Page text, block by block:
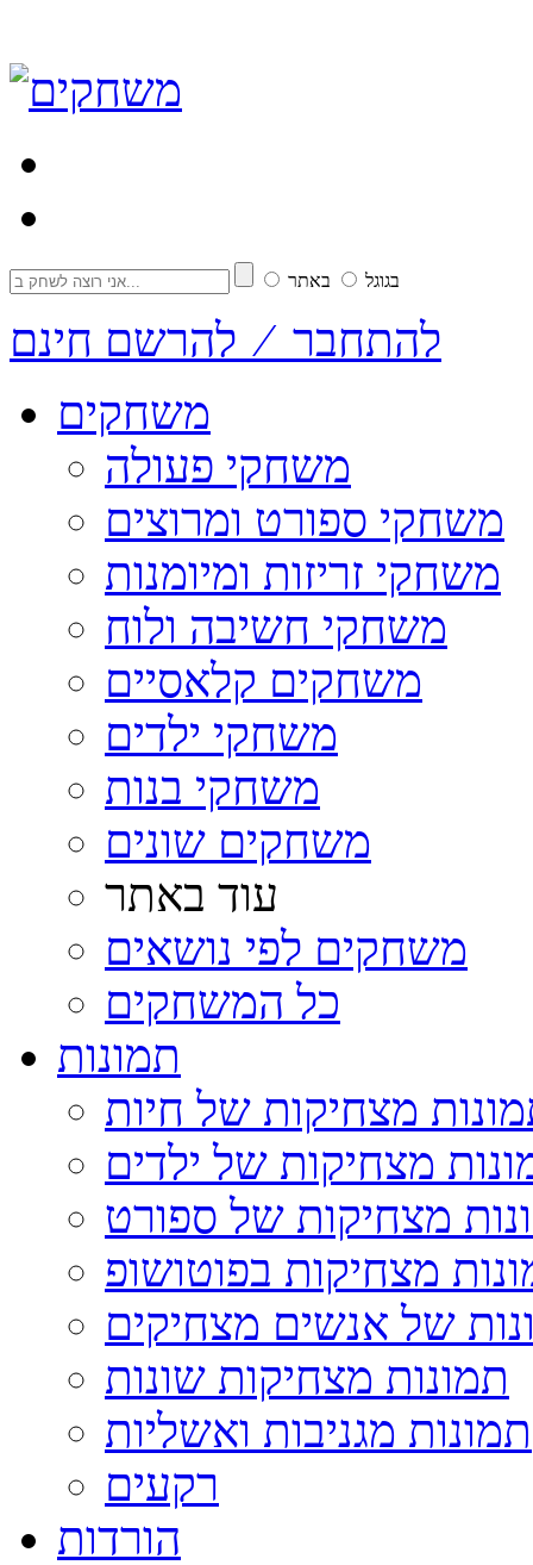
בגוגל באתר
להתחבר ⁄ להרשם חינם
משחקים
משחקי פעולה
משחקי ספורט ומרוצים
משחקי זריזות ומיומנות
משחקי חשיבה ולוח
משחקים קלאסיים
משחקי ילדים
משחקי בנות
משחקים שונים
עוד באתר
משחקים לפי נושאים
כל המשחקים
תמונות
מצחיקות של חיות
מצחיקות של ילדים
מצחיקות של ספורט
מצחיקות בפוטושופ
של אנשים מצחיקים
תמונות מצחיקות שונות
תמונות מגניבות ואשליות
רקעים
הורדות